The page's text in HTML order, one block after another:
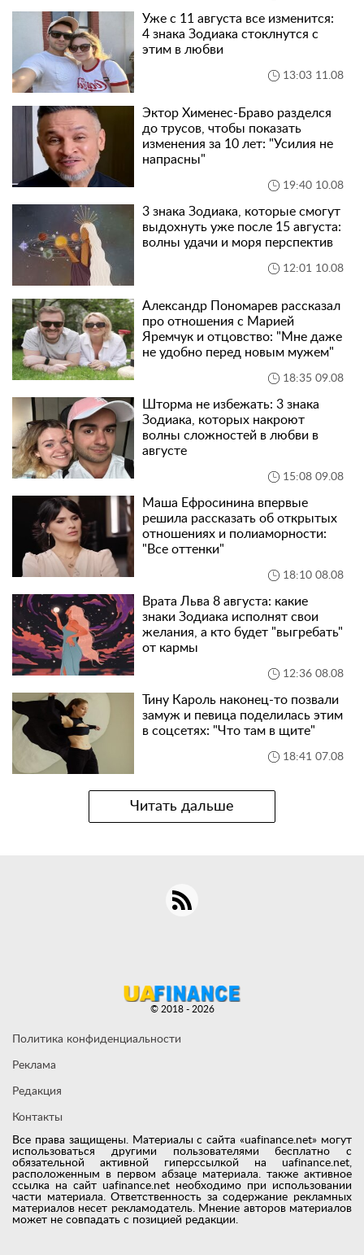
Уже с 11 августа все изменится:
4 знака Зодиака стоклнутся с
этим в любви
13:03 11.08
Эктор Хименес-Браво разделся
до трусов, чтобы показать
изменения за 10 лет: "Усилия не
напрасны"
19:40 10.08
3 знака Зодиака, которые смогут
выдохнуть уже после 15 августа:
волны удачи и моря перспектив
12:01 10.08
Александр Пономарев рассказал
про отношения с Марией
Яремчук и отцовство: "Мне даже
не удобно перед новым мужем"
18:35 09.08
Шторма не избежать: 3 знака
Зодиака, которых накроют
волны сложностей в любви в
августе
15:08 09.08
Маша Ефросинина впервые
решила рассказать об открытых
отношениях и полиаморности:
"Все оттенки"
18:10 08.08
Врата Льва 8 августа: какие
знаки Зодиака исполнят свои
желания, а кто будет "выгребать"
от кармы
12:36 08.08
Тину Кароль наконец-то позвали
замуж и певица поделилась этим
в соцсетях: "Что там в щите"
18:41 07.08
Читать дальше
Все права защищены. Материалы с сайта «uafinance.net» могут
использоваться другими пользователями бесплатно с
обязательной активной гиперссылкой на uafinance.net,
расположенным в первом абзаце материала. также активное
ссылка на сайт uafinance.net необходимо при использовании
части материала. Ответственность за содержание рекламных
материалов несет рекламодатель. Мнение авторов материалов
может не совпадать с позицией редакции.
Политика конфиденциальности
Реклама
Редакция
Контакты
© 2018 - 2026